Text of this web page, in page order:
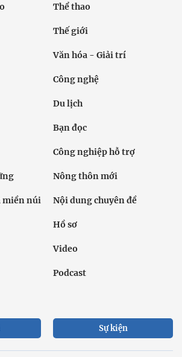
Thể thao
Thế giới
Văn hóa - Giải trí
Công nghệ
Du lịch
Bạn đọc
Công nghiệp hỗ trợ
Nông thôn mới
miền núi Nội dung chuyên đề
Hồ sơ
Video
Podcast
Sự kiện